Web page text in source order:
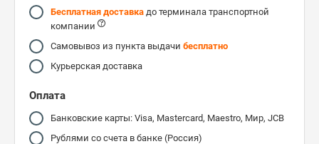
Бесплатная доставка до терминала транспортной
компании
Самовывоз из пункта выдачи бесплатно
Курьерская доставка
Оплата
Банковские карты: Visa, Mastercard, Maestro, Мир, JCB
Рублями со счета в банке (Россия)